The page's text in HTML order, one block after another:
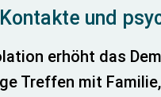
und
erhöht das
Treffen mit